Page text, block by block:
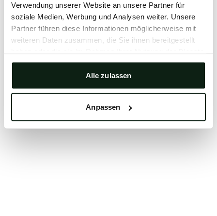
Verwendung unserer Website an unsere Partner für
soziale Medien, Werbung und Analysen weiter. Unsere
Partner führen diese Informationen möglicherweise mit
weiteren Daten zusammen, die Sie ihnen bereitgestellt
gesammelt haben.
Alle zulassen
Anpassen
Clearing your browser cache may also help in some
cases.
We apologize for the inconvenience.